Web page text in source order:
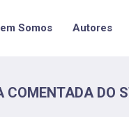
Somos Autores
DO